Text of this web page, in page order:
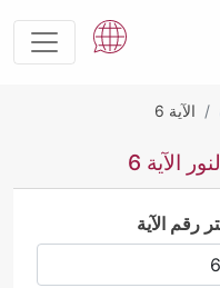
الآية 6
الآية 6
رقم الآية